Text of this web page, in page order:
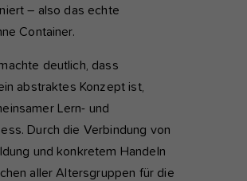
– also das echte
Container.
deutlich, dass
abstraktes Konzept ist,
Lern- und
Durch die Verbindung von
und konkretem Handeln
aller Altersgruppen für die